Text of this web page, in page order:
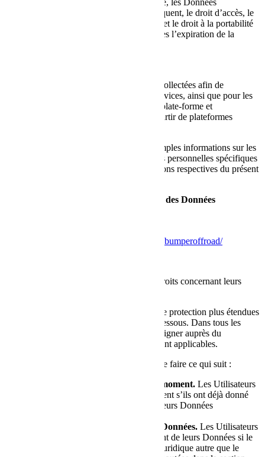
personnelles seront supprimées. Par conséquent, le droit d’accès, le
droit d’effacement, le droit de rectification et le droit à la portabilité
des données ne peuvent être appliqués après l’expiration de la
Les Données relatives à l’Utilisateur sont collectées afin de
permettre au Propriétaire de fournir ses Services, ainsi que pour les
finalités suivantes : Analyses, Services de plate-forme et
hébergement et Affichage de contenus à partir de plateformes
Les Utilisateurs peuvent trouver de plus amples informations sur les
finalités de ce traitement et sur les Données personnelles spécifiques
utilisées pour chaque finalité dans les sections respectives du présent
Informations détaillées sur le traitement des Données
https://bumperoffroad.com/recette-cookies-bumperoffroad/
Les Utilisateurs peuvent exercer certains droits concernant leurs
Les Utilisateurs ayant droit à des normes de protection plus étendues
peuvent exercer l’un des droits décrits ci-dessous. Dans tous les
autres cas, les Utilisateurs peuvent se renseigner auprès du
Propriétaire pour savoir quels droits leur sont applicables.
En particulier, les Utilisateurs ont le droit de faire ce qui suit :
Retirer leur consentement à tout moment. Les Utilisateurs
ont le droit de retirer leur consentement s’ils ont déjà donné
leur consentement au traitement de leurs Données
S’opposer au traitement de leurs Données. Les Utilisateurs
ont le droit de s’opposer au traitement de leurs Données si le
traitement est effectué sur une base juridique autre que le